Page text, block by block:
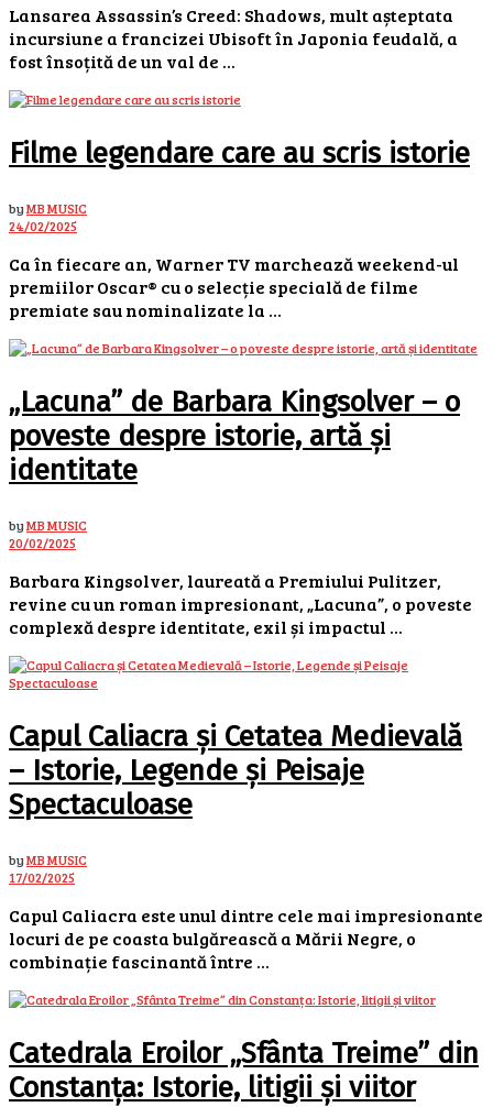
Lansarea Assassin’s Creed: Shadows, mult așteptata
incursiune a francizei Ubisoft în Japonia feudală, a
fost însoțită de un val de ...
Filme legendare care au scris istorie
byMB MUSIC
24/02/2025
Ca în fiecare an, Warner TV marchează weekend-ul
premiilor Oscar® cu o selecție specială de filme
premiate sau nominalizate la ...
„Lacuna” de Barbara Kingsolver – o
poveste despre istorie, artă și
identitate
byMB MUSIC
20/02/2025
Barbara Kingsolver, laureată a Premiului Pulitzer,
revine cu un roman impresionant, „Lacuna”, o poveste
complexă despre identitate, exil și impactul ...
Capul Caliacra și Cetatea Medievală
– Istorie, Legende și Peisaje
Spectaculoase
byMB MUSIC
17/02/2025
Capul Caliacra este unul dintre cele mai impresionante
locuri de pe coasta bulgărească a Mării Negre, o
combinație fascinantă între ...
Catedrala Eroilor „Sfânta Treime” din
Constanța: Istorie, litigii și viitor